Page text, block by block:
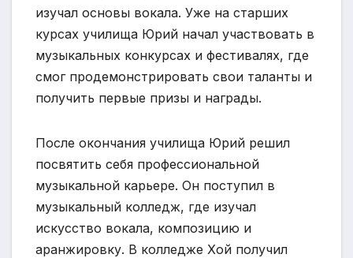
изучал основы вокала. Уже на старших
курсах училища Юрий начал участвовать в
музыкальных конкурсах и фестивалях, где
смог продемонстрировать свои таланты и
получить первые призы и награды.
После окончания училища Юрий решил
посвятить себя профессиональной
музыкальной карьере. Он поступил в
музыкальный колледж, где изучал
искусство вокала, композицию и
аранжировку. В колледже Хой получил